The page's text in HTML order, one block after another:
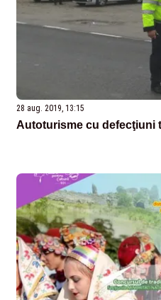
28 aug. 2019, 13:15
Autoturisme cu defecţiuni